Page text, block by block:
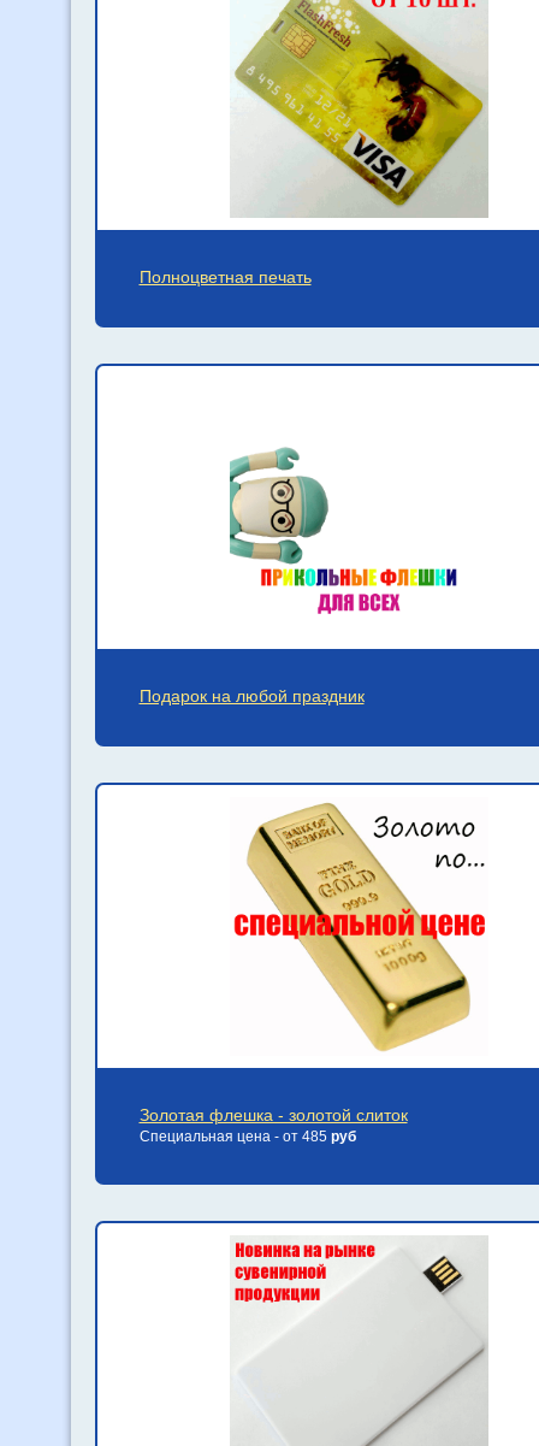
Полноцветная печать
Подарок на любой праздник
Золотая флешка - золотой слиток
Специальная цена - от 485 руб